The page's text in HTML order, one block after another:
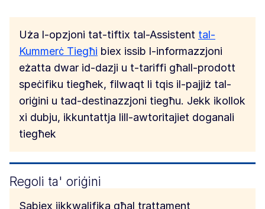
Uża l-opzjoni tat-tiftix tal-Assistent tal-
Kummerċ Tiegħi biex issib l-informazzjoni
eżatta dwar id-dazji u t-tariffi għall-prodott
speċifiku tiegħek, filwaqt li tqis il-pajjiż tal-
oriġini u tad-destinazzjoni tiegħu. Jekk ikollok
xi dubju, ikkuntattja lill-awtoritajiet doganali
tiegħek
Regoli ta' oriġini
Sabiex jikkwalifika għal trattament